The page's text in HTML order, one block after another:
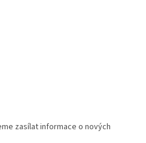
zasílat informace o nových